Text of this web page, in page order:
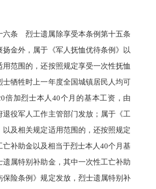
条 烈士遗属除享受本条例第十五条
扬金外，属于《军人抚恤优待条例》以
用范围的，还按照规定享受一次性抚恤
士牺牲时上一年度全国城镇居民人均可
倍加烈士本人40个月的基本工资，由
退役军人工作主管部门发放；属于《工
以及相关规定适用范围的，还按照规定
亡补助金以及相当于烈士本人40个月基
遗属特别补助金，其中一次性工亡补助
保险条例》规定发放，烈士遗属特别补